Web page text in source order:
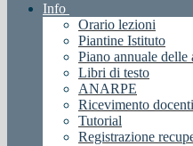
Info
Orario lezioni
Piantine Istituto
Piano annuale delle
Libri di testo
ANARPE
Ricevimento docenti
Tutorial
Registrazione